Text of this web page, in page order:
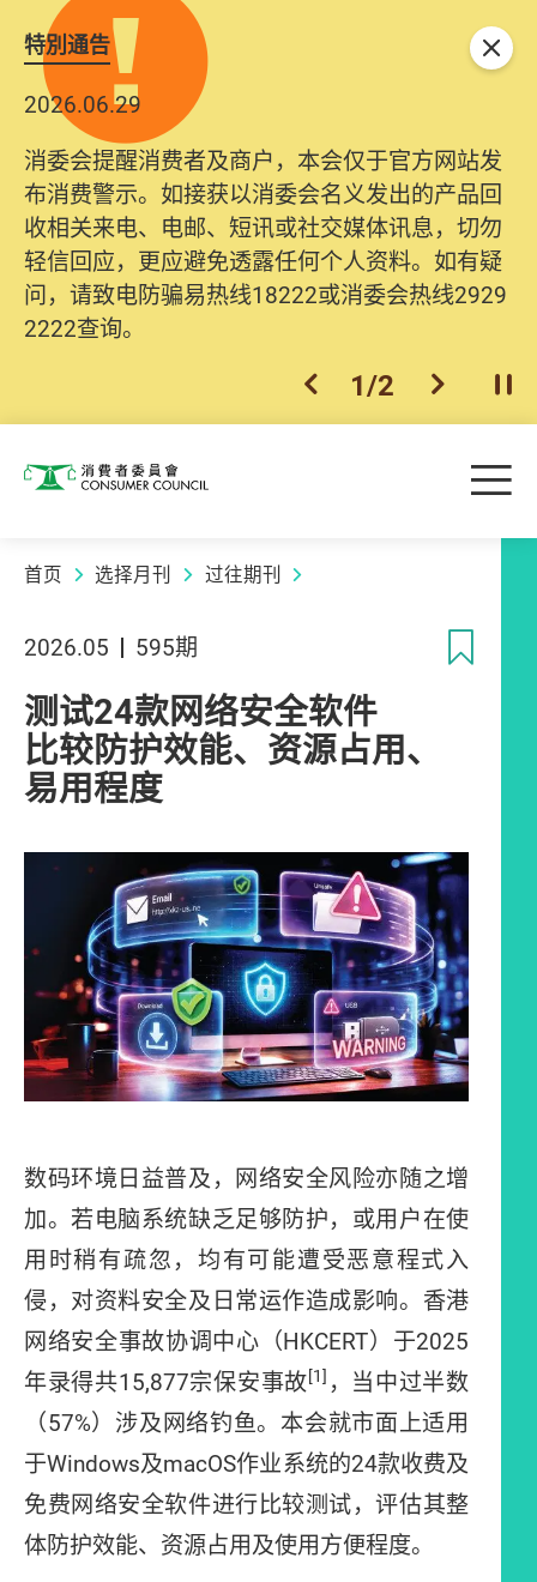
特別通告
2026.06.29
消委会提醒消费者及商户，本会仅于官方网站发
布消费警示。如接获以消委会名义发出的产品回
收相关来电、电邮、短讯或社交媒体讯息，切勿
轻信回应，更应避免透露任何个人资料。如有疑
问，请致电防骗易热线18222或消委会热线2929
2222查询。
上一个
1/2 下一个开
关闭
消费者委员会 目
首页 选择月刊 过往期刊
2026.05 595期
测试24款网络安全软件
比较防护效能、资源占用、
易用程度
数码环境日益普及，网络安全风险亦随之增
加。若电脑系统缺乏足够防护，或用户在使
用时稍有疏忽，均有可能遭受恶意程式入
侵，对资料安全及日常运作造成影响。香港
网络安全事故协调中心（HKCERT）于2025
年录得共15,877宗保安事故[1] ，当中过半数
（57%）涉及网络钓鱼。本会就市面上适用
于Windows及macOS作业系统的24款收费及
免费网络安全软件进行比较测试，评估其整
体防护效能、资源占用及使用方便程度。